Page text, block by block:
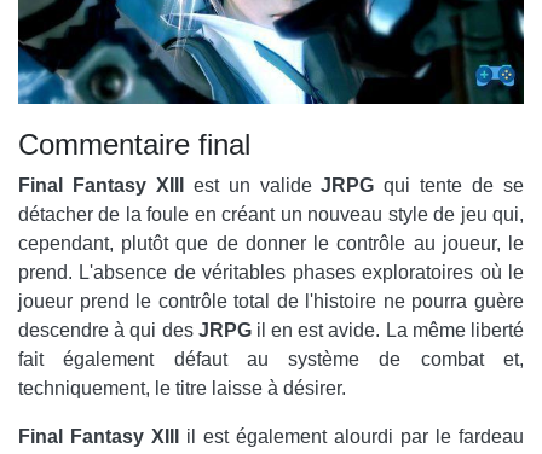
Commentaire final
Final Fantasy XIII est un valideJRPG qui tente de se
détacher de la foule en créant un nouveau style de jeu qui,
cependant, plutôt que de donner le contrôle au joueur, le
prend. L'absence de véritables phases exploratoires où le
joueur prend le contrôle total de l'histoire ne pourra guère
descendre à qui des JRPGil en est avide. La même liberté
fait également défaut au système de combat et,
techniquement, le titre laisse à désirer.
Final Fantasy XIII
il est également alourdi par le fardeau